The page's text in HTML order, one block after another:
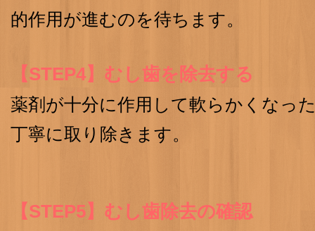
的作用が進むのを待ちます。
【STEP4】むし歯を除去する
薬剤が十分に作用して軟らかくなっ
丁寧に取り除きます。
【STEP5】むし歯除去の確認